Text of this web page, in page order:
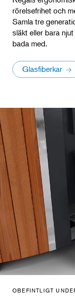
rörelsefrihet och
Samla tre
släkt eller bara
bada med.
Glasfiberkar
OBEFINTLIGT